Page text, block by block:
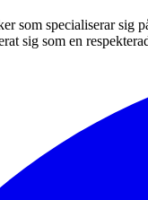
som specialiserar
sig som en